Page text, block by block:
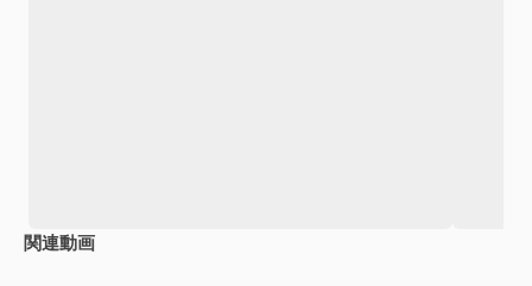
関連動画